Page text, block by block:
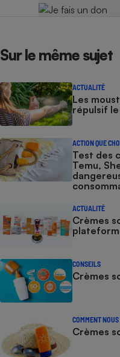
Sur le même sujet
ACTUALITÉ
Les
répulsif
ACTION QUE
Test des
Temu,
ACTUALITÉ
Crèmes
CONSEILS
Crèmes
COMMENT
Crèmes